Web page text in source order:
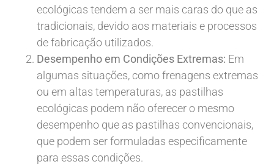
ecológicas tendem a ser mais caras do que as
tradicionais, devido aos materiais e processos
de fabricação utilizados.
Desempenho em Condições Extremas: Em
algumas situações, como frenagens extremas
ou em altas temperaturas, as pastilhas
ecológicas podem não oferecer o mesmo
desempenho que as pastilhas convencionais,
que podem ser formuladas especificamente
para essas condições.